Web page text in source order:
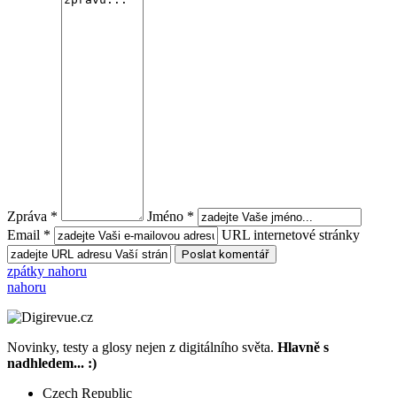
Zpráva *
Jméno *
Email *
URL internetové stránky
zpátky nahoru
nahoru
Novinky, testy a glosy nejen z digitálního světa. Hlavně s
nadhledem... :)
Czech Republic